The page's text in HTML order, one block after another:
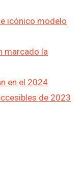
icónico modelo
marcado la
en el 2024
de 2023